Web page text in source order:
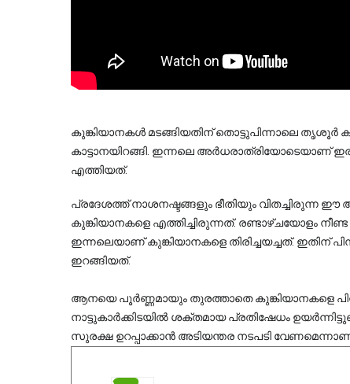
കുങ്കിയാനകൾ മടങ്ങിയതിന് തൊട്ടുപിന്നാലെ തൃശൂർ
കാട്ടാനയിറങ്ങി. ഇന്നലെ അർധരാത്രിയോടെയാണ്
എത്തിയത്.
പ്രദേശത്ത് നാശനഷ്ടങ്ങളും ഭീതിയും വിതച്ചിരുന്ന
കുങ്കിയാനകളെ എത്തിച്ചിരുന്നത്. രണ്ടാഴ്ചയോളം
ഇന്നലെയാണ് കുങ്കിയാനകളെ തിരിച്ചയച്ചത്. ഇതിന്
ഇറങ്ങിയത്.
ആനയെ പൂർണ്ണമായും തുരത്താതെ കുങ്കിയാനകളെ
നാട്ടുകാർക്കിടയിൽ ശക്തമായ പ്രതിഷേധം
സുരക്ഷ ഉറപ്പാക്കാൻ അടിയന്തര നടപടി